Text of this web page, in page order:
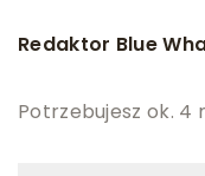
Redaktor Blue
Potrzebujesz ok.